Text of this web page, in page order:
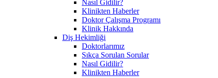
Nasıl Gidilir?
Klinikten Haberler
Doktor Çalışma Programı
Klinik Hakkında
Diş Hekimliği
Doktorlarımız
Sıkça Sorulan Sorular
Nasıl Gidilir?
Klinikten Haberler